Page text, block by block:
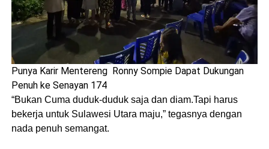
Punya Karir Mentereng Ronny Sompie Dapat Dukungan
Penuh ke Senayan 174
“Bukan Cuma duduk-duduk saja dan diam.Tapi harus
bekerja untuk Sulawesi Utara maju,” tegasnya dengan
nada penuh semangat.